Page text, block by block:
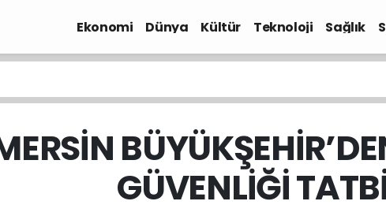
Ekonomi Dünya Kültür Teknoloji Sağlık
GÜVENLİĞİ